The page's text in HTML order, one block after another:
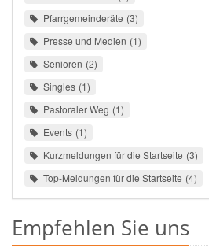
Pfarrgemeinderäte 3
Presse und Medien 1
Senioren 2
Singles 1
Pastoraler Weg 1
Events 1
Kurzmeldungen für die Startseite 3
Top-Meldungen für die Startseite 4
Empfehlen Sie uns